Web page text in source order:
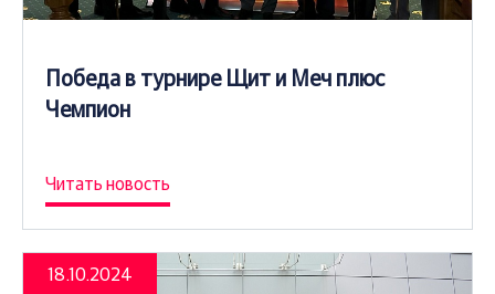
Победа в турнире Щит и Меч плюс
Чемпион
Читать новость
18.10.2024